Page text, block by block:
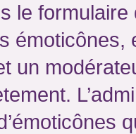
le
un